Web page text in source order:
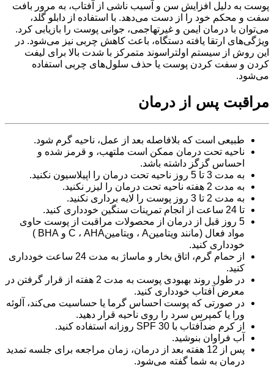
پوست به دلیل افزایش سن و آسیب ناشی از آفتاب، به مرور بافت
سفت و محکم خود را از دست می‌دهد. با استفاده از دابلو گلد،
می‌توان با درمان ایمن و غیرتهاجمی، جوانی پوست را بازیابی کرد.
ویژگی‌های ارتقا یافته دستگاه، باعث کاهش چربی نیز می‌شود. در
این روش از سیستم اولتراسوند متمرکز با شدت بالا برای لیفت
کردن و سفت کردن پوست یا حذف سلول‌های چربی استفاده
می‌شود.
مراقبت پس از درمان
طبیعی است که بلافاصله بعد از عمل، ناحیه گرم شود.
ناحیه تحت درمان ممکن است ملتهب، و قرمز شده و
احساس گزگز داشته باشد.
به مدت 3 تا 5 روز ناحیه تحت درمان را اپیلاسیون نکنید.
به مدت 2 هفته ناحیه تحت درمان را لیزر نکنید.
به مدت 2 تا 3 روز پوست را لایه برداری نکنید.
تا 24 ساعت از انجام تمرینات سنگین خودداری کنید.
5 روز قبل از درمان از محصولات مراقبت از پوست حاوی
مواد فعال (مانند ویتامینA ، ویتامینC ، AHA و BHA )
خودداری کنید.
از حمام گرم، اتاق بخار و ماساژ به مدت 24 ساعت خودداری
کنید.
در طول روند بهبودی پوست به مدت 2 هفته از قرار گرفتن در
معرض آفتاب خودداری کنید.
در صورتی که پوست احساس گرما یا حساسیت می‌کند، آلوئه
ورا یا کمپرس سرد را روی ناحیه قرار دهید.
از کرم ضدآفتاب با SPF 30 روزانه استفاده کنید.
آب فراوان بنوشید.
پس از 12 هفته بعد از درمان، زمان مراجعه برای جلسه تمدید
درمان به شما گفته می‌شود.